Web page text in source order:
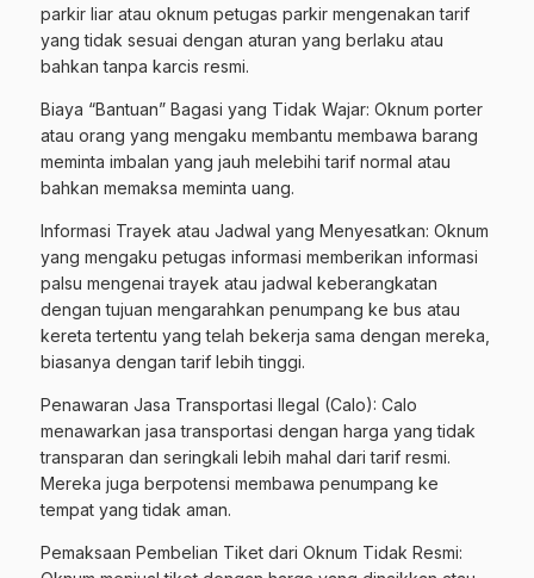
parkir liar atau oknum petugas parkir mengenakan tarif
yang tidak sesuai dengan aturan yang berlaku atau
bahkan tanpa karcis resmi.
Biaya “Bantuan” Bagasi yang Tidak Wajar: Oknum porter
atau orang yang mengaku membantu membawa barang
meminta imbalan yang jauh melebihi tarif normal atau
bahkan memaksa meminta uang.
Informasi Trayek atau Jadwal yang Menyesatkan: Oknum
yang mengaku petugas informasi memberikan informasi
palsu mengenai trayek atau jadwal keberangkatan
dengan tujuan mengarahkan penumpang ke bus atau
kereta tertentu yang telah bekerja sama dengan mereka,
biasanya dengan tarif lebih tinggi.
Penawaran Jasa Transportasi Ilegal (Calo): Calo
menawarkan jasa transportasi dengan harga yang tidak
transparan dan seringkali lebih mahal dari tarif resmi.
Mereka juga berpotensi membawa penumpang ke
tempat yang tidak aman.
Pemaksaan Pembelian Tiket dari Oknum Tidak Resmi: